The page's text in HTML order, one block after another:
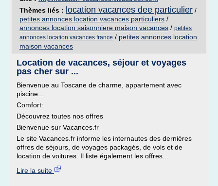
Thèmes liés : location vacances dee particulier /
petites annonces location vacances particuliers /
annonces location saisonniere maison vacances / petites
annonces location vacances france / petites annonces location
maison vacances
Location de vacances, séjour et voyages
pas cher sur ...
Bienvenue au Toscane de charme, appartement avec
piscine...
Comfort:
Découvrez toutes nos offres
Bienvenue sur Vacances.fr
Le site Vacances.fr informe les internautes des dernières
offres de séjours, de voyages packagés, de vols et de
location de voitures. Il liste également les offres...
Lire la suite